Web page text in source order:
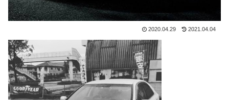
2020.04.29 2021.04.04